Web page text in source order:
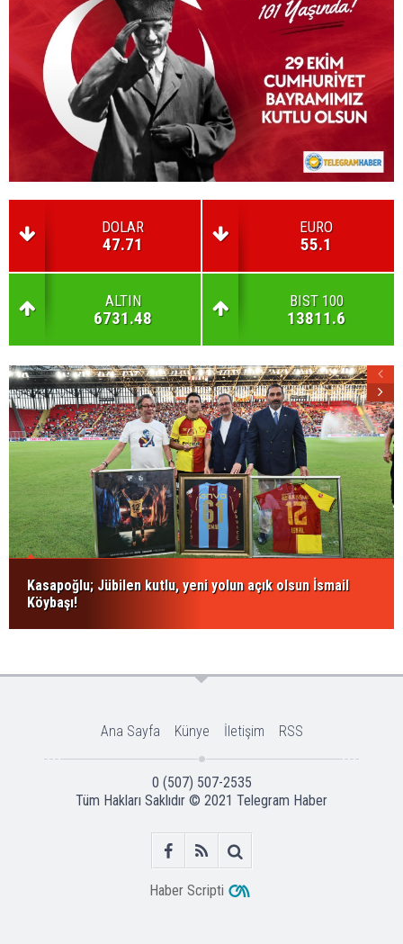
DOLAR
47.71
EURO
55.1
ALTIN
6731.48
BIST 100
13811.6
Kasapoğlu; Jübilen kutlu, yeni yolun açık olsun İsmail
Köybaşı!
Ana Sayfa Künye İletişim RSS
0 (507) 507-2535
Tüm Hakları Saklıdır © 2021 Telegram Haber
Haber Scripti